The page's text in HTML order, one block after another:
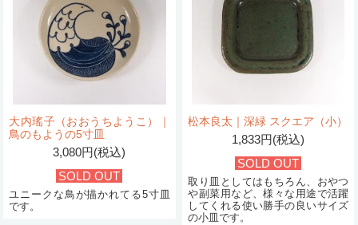
大内瑤子（おおうちようこ）｜
鳥のもようの5寸皿
3,080円(税込)
SOLD OUT
ユニークな鳥が描かれてる5寸皿
です。
松本良太｜深緑 スクエア（小）
1,833円(税込)
SOLD OUT
取り皿としてはもちろん、おやつ
や副菜用など、様々な用途で活躍
してくれる使い勝手の良いサイズ
の小皿です。